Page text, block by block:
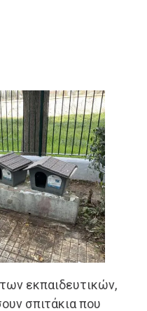
εκπαιδευτικών,
σπιτάκια που